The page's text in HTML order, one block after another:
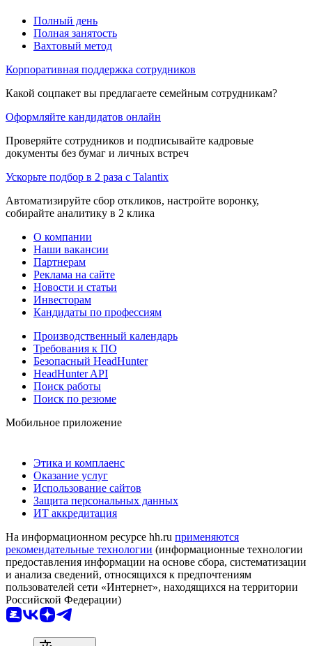
Полный день
Полная занятость
Вахтовый метод
Корпоративная поддержка сотрудников
Какой соцпакет вы предлагаете семейным сотрудникам?
Оформляйте кандидатов онлайн
Проверяйте сотрудников и подписывайте кадровые
документы без бумаг и личных встреч
Ускорьте подбор в 2 раза с Talantix
Автоматизируйте сбор откликов, настройте воронку,
собирайте аналитику в 2 клика
О компании
Наши вакансии
Партнерам
Реклама на сайте
Новости и статьи
Инвесторам
Кандидаты по профессиям
Производственный календарь
Требования к ПО
Безопасный HeadHunter
HeadHunter API
Поиск работы
Поиск по резюме
Мобильное приложение
Этика и комплаенс
Оказание услуг
Использование сайтов
Защита персональных данных
ИТ аккредитация
На информационном ресурсе hh.ru применяются
рекомендательные технологии (информационные технологии
предоставления информации на основе сбора, систематизации
и анализа сведений, относящихся к предпочтениям
пользователей сети «Интернет», находящихся на территории
Российской Федерации)